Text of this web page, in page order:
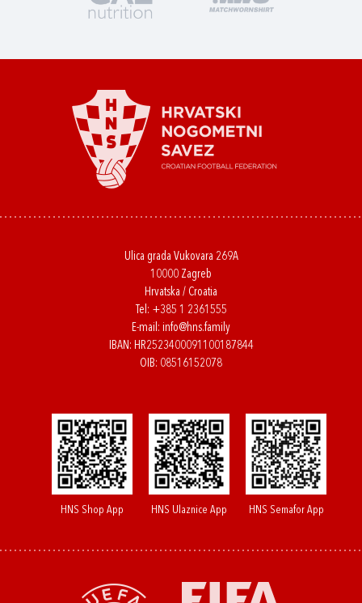
Ulica grada Vukovara 269A
10000 Zagreb
Hrvatska / Croatia
Tel: +385 1 2361555
E-mail: info@hns.family
IBAN: HR2523400091100187844
OIB: 08516152078
HNS Shop App HNS Ulaznice App HNS Semafor App